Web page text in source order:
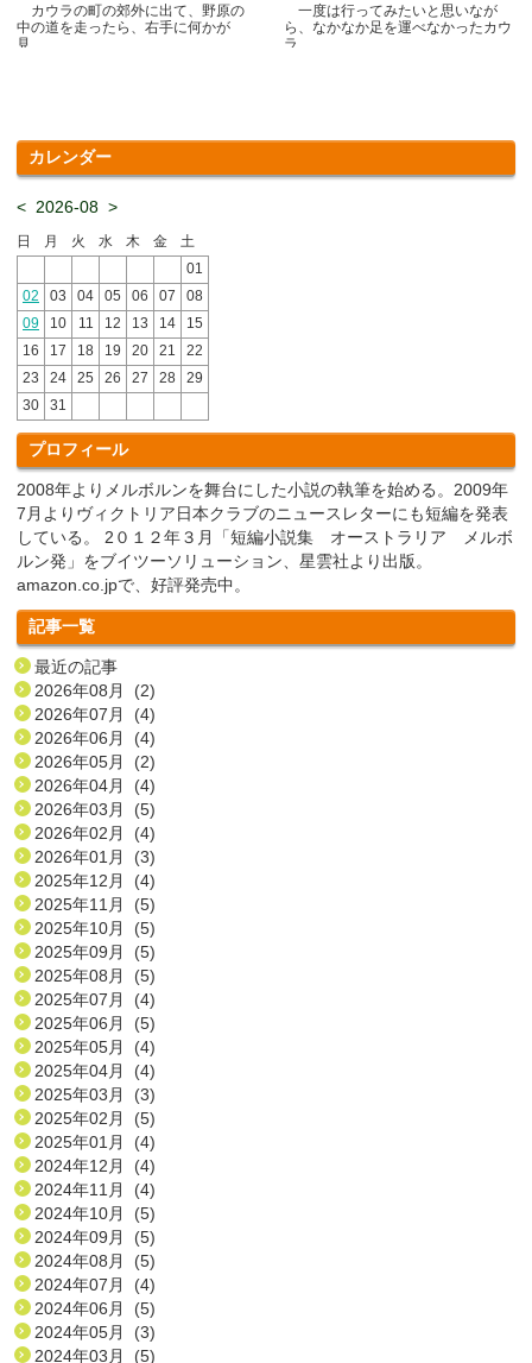
カウラの町の郊外に出て、野原の
中の道を走ったら、右手に何かが
見.....
一度は行ってみたいと思いなが
ら、なかなか足を運べなかったカウ
ラ.....
カレンダー
< 2026-08 >
日 月 火 水 木 金
土
01
02
03 04 05 06 07
08
09
10 11 12 13 14
15
16
17 18 19 20 21
22
23
24 25 26 27 28
29
30
31
プロフィール
2008年よりメルボルンを舞台にした小説の執筆を始める。2009年
7月よりヴィクトリア日本クラブのニュースレターにも短編を発表
している。 2０１２年３月「短編小説集 オーストラリア メルボ
ルン発」をブイツーソリューション、星雲社より出版。
amazon.co.jpで、好評発売中。
記事一覧
最近の記事
2026年08月 (2)
2026年07月 (4)
2026年06月 (4)
2026年05月 (2)
2026年04月 (4)
2026年03月 (5)
2026年02月 (4)
2026年01月 (3)
2025年12月 (4)
2025年11月 (5)
2025年10月 (5)
2025年09月 (5)
2025年08月 (5)
2025年07月 (4)
2025年06月 (5)
2025年05月 (4)
2025年04月 (4)
2025年03月 (3)
2025年02月 (5)
2025年01月 (4)
2024年12月 (4)
2024年11月 (4)
2024年10月 (5)
2024年09月 (5)
2024年08月 (5)
2024年07月 (4)
2024年06月 (5)
2024年05月 (3)
2024年03月 (5)